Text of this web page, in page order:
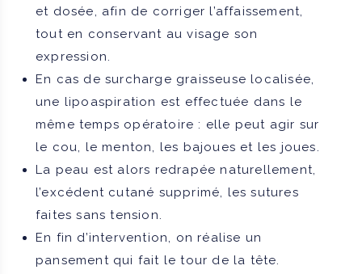
et dosée, afin de corriger l’affaissement,
tout en conservant au visage son
expression.
En cas de surcharge graisseuse localisée,
une lipoaspiration est effectuée dans le
même temps opératoire : elle peut agir sur
le cou, le menton, les bajoues et les joues.
La peau est alors redrapée naturellement,
l’excédent cutané supprimé, les sutures
faites sans tension.
En fin d’intervention, on réalise un
pansement qui fait le tour de la tête.